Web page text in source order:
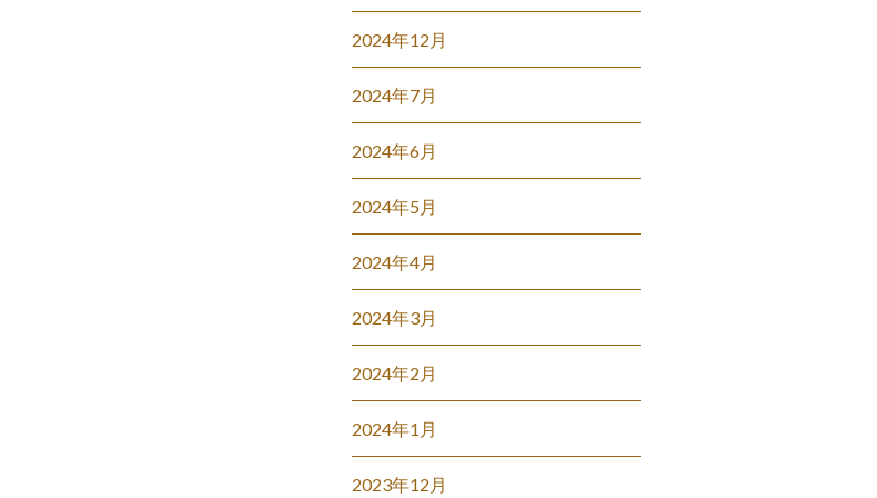
2024年12月
2024年7月
2024年6月
2024年5月
2024年4月
2024年3月
2024年2月
2024年1月
2023年12月